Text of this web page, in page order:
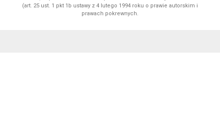
(art. 25 ust. 1 pkt 1b ustawy z 4 lutego 1994 roku o prawie autorskim i
prawach pokrewnych.